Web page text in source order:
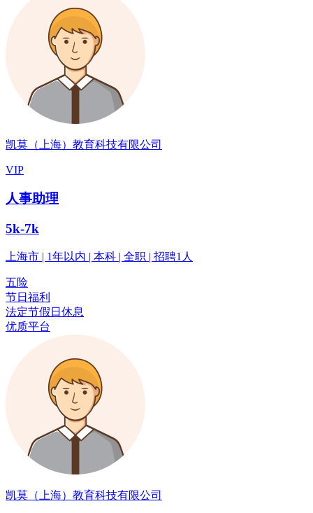
凯莫（上海）教育科技有限公司
VIP
人事助理
5k-7k
上海市 | 1年以内 | 本科 | 全职 | 招聘1人
五险
节日福利
法定节假日休息
优质平台
凯莫（上海）教育科技有限公司